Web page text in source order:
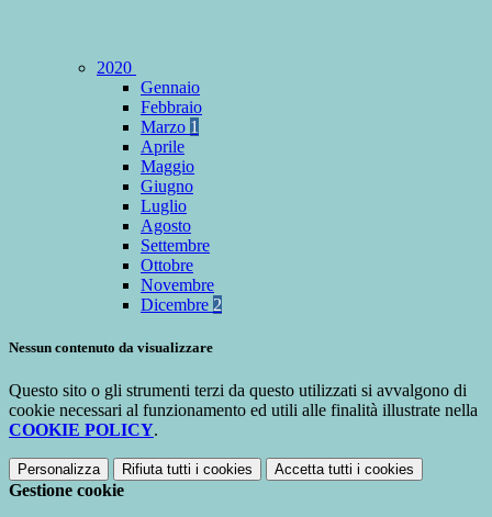
2020
Gennaio
Febbraio
Marzo 1
Aprile
Maggio
Giugno
Luglio
Agosto
Settembre
Ottobre
Novembre
Dicembre 2
Nessun contenuto da visualizzare
Questo sito o gli strumenti terzi da questo utilizzati si avvalgono di
cookie necessari al funzionamento ed utili alle finalità illustrate nella
COOKIE POLICY.
Personalizza Rifiuta tutti i cookies Accetta tutti i cookies
Gestione cookie